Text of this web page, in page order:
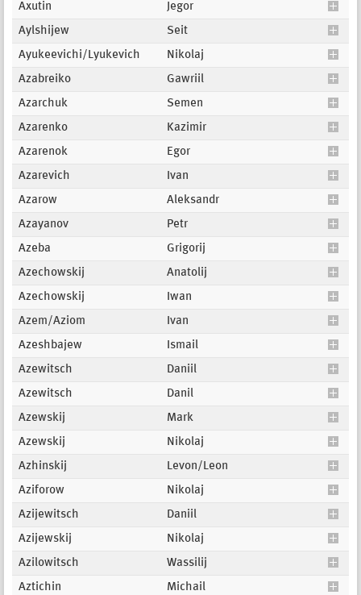
Axutin
Jegor
Aylshijew
Seit
Ayukeevichi/Lyukevich
Nikolaj
Azabreiko
Gawriil
Azarchuk
Semen
Azarenko
Kazimir
Azarenok
Egor
Azarevich
Ivan
Azarow
Aleksandr
Azayanov
Petr
Azeba
Grigorij
Azechowskij
Anatolij
Azechowskij
Iwan
Azem/Aziom
Ivan
Azeshbajew
Ismail
Azewitsch
Daniil
Azewitsch
Danil
Azewskij
Mark
Azewskij
Nikolaj
Azhinskij
Levon/Leon
Aziforow
Nikolaj
Azijewitsch
Daniil
Azijewskij
Nikolaj
Azilowitsch
Wassilij
Aztichin
Michail